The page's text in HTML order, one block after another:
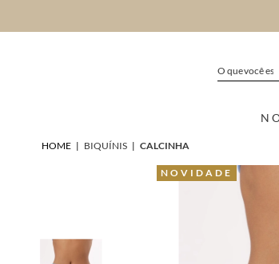
HOME | BIQUÍNIS | CALCINHA
NOVIDADE